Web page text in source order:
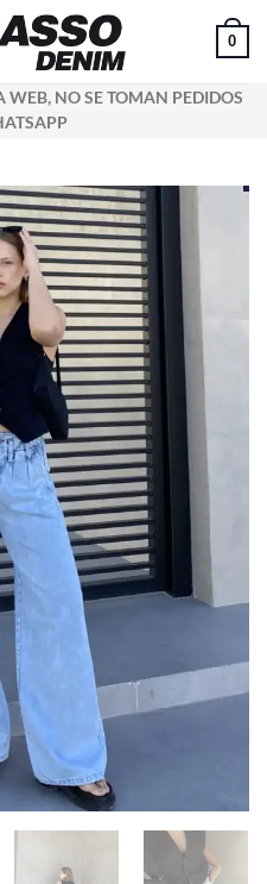
0
WEB, NO SE TOMAN PEDIDOS